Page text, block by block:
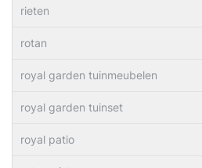
rieten
rotan
royal garden tuinmeubelen
royal garden tuinset
royal patio